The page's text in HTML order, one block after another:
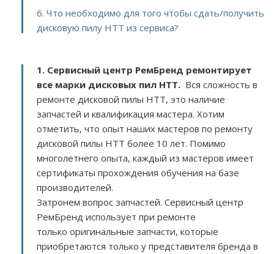
6. Что необходимо для того чтобы сдать/получить
дисковую пилу HTT из сервиса?
1. Сервисный центр РемБренд ремонтирует
все марки дисковых пил HTT. Вся сложность в
ремонте дисковой пилы HTT, это наличие
запчастей и квалификация мастера. Хотим
отметить, что опыт наших мастеров по ремонту
дисковой пилы HTT более 10 лет. Помимо
многолетнего опыта, каждый из мастеров имеет
сертификаты прохождения обучения на базе
производителей.
Затронем вопрос запчастей. Сервисный центр
РемБренд использует при ремонте
только оригинальные запчасти, которые
приобретаются только у представителя бренда в